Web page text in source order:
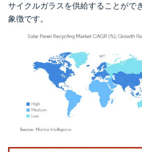
サイクルガラスを供給することがで
象徴です。
画像 © Mordor Intelligence。再利用にはCC BY